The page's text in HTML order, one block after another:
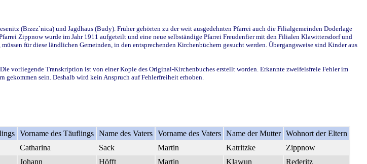
(Brzez`nica) und Jagdhaus (Budy). Früher gehörten zu der weit ausgedehnten Pfarrei auch die Filialgemeinden Doderlage
Zippnow wurde im Jahr 1911 aufgeteilt und eine neue selbständige Pfarrei Freudenfier mit den Filialen Klawittersdorf und
für diese ländlichen Gemeinden, in den entsprechenden Kirchenbüchern gesucht werden. Übergangsweise sind Kinder aus
vorliegende Transkription ist von einer Kopie des Original-Kirchenbuches erstellt worden. Erkannte zweifelsfreie Fehler im
sein. Deshalb wird kein Anspruch auf Fehlerfreiheit erhoben.
Vorname des Täuflings Name des Vaters Vorname des Vaters Name der Mutter Wohnort der Eltern
Catharina Sack Martin Katritzke
Zippnow
Johann Höfft Martin Klawun
Rederitz